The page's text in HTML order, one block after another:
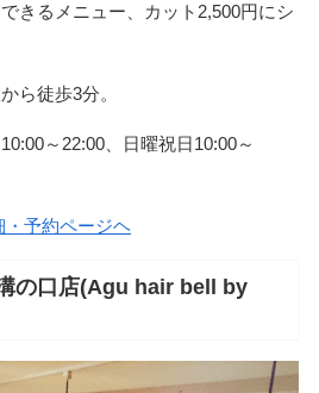
きるメニュー、カット2,500円にシ
ら徒歩3分。
～22:00、日曜祝日10:00～
・予約ページヘ
の口店(Agu hair bell by